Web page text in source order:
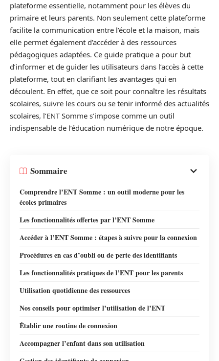
plateforme essentielle, notamment pour les élèves du
primaire et leurs parents. Non seulement cette plateforme
facilite la communication entre l’école et la maison, mais
elle permet également d’accéder à des ressources
pédagogiques adaptées. Ce guide pratique a pour but
d’informer et de guider les utilisateurs dans l’accès à cette
plateforme, tout en clarifiant les avantages qui en
découlent. En effet, que ce soit pour connaître les résultats
scolaires, suivre les cours ou se tenir informé des actualités
scolaires, l’ENT Somme s’impose comme un outil
indispensable de l’éducation numérique de notre époque.
Sommaire
Comprendre l’ENT Somme : un outil moderne pour les
écoles primaires
Les fonctionnalités offertes par l’ENT Somme
Accéder à l’ENT Somme : étapes à suivre pour la connexion
Procédures en cas d’oubli ou de perte des identifiants
Les fonctionnalités pratiques de l’ENT pour les parents
Utilisation quotidienne des ressources
Nos conseils pour optimiser l’utilisation de l’ENT
Établir une routine de connexion
Accompagner l’enfant dans son utilisation